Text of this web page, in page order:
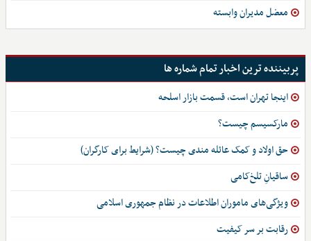
معضل مدیران وابسته
پربیننده ترین اخبار تمام شماره ها
اینجا تهران است، قسمت بازار اسلحه
مارکسیسم چیست؟
حق اولاد و کمک عائله مندی چیست؟ (شرایط برای کارگران)
ساقیانِ تلخ‌کامی
ویژگی‌های ماموران اطلاعات در نظام جمهوری اسلامی
رقابت بر سر کیفیت